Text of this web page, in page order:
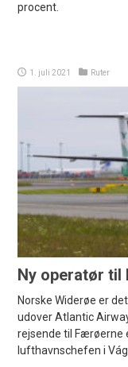
procent.
1. juli 2021 Ruter
Ny operatør
Norske Widerøe er
udover Atlantic
rejsende til Færøerne
lufthavnschefen i